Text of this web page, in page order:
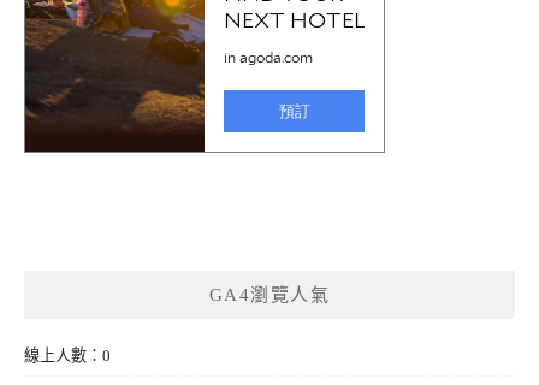
GA4瀏覽人氣
線上人數：0